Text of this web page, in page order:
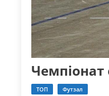
Чемпіонат
ТОП Футзал